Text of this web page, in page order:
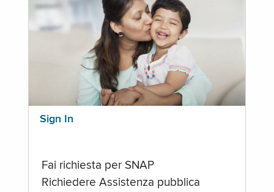
Sign In
Fai richiesta per SNAP
Richiedere Assistenza pubblica